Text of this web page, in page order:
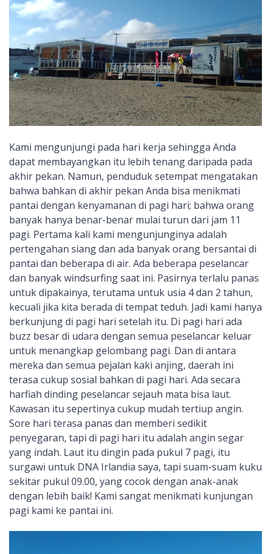
Kami mengunjungi pada hari kerja sehingga Anda
dapat membayangkan itu lebih tenang daripada pada
akhir pekan. Namun, penduduk setempat mengatakan
bahwa bahkan di akhir pekan Anda bisa menikmati
pantai dengan kenyamanan di pagi hari; bahwa orang
banyak hanya benar-benar mulai turun dari jam 11
pagi. Pertama kali kami mengunjunginya adalah
pertengahan siang dan ada banyak orang bersantai di
pantai dan beberapa di air. Ada beberapa peselancar
dan banyak windsurfing saat ini. Pasirnya terlalu panas
untuk dipakainya, terutama untuk usia 4 dan 2 tahun,
kecuali jika kita berada di tempat teduh. Jadi kami hanya
berkunjung di pagi hari setelah itu. Di pagi hari ada
buzz besar di udara dengan semua peselancar keluar
untuk menangkap gelombang pagi. Dan di antara
mereka dan semua pejalan kaki anjing, daerah ini
terasa cukup sosial bahkan di pagi hari. Ada secara
harfiah dinding peselancar sejauh mata bisa laut.
Kawasan itu sepertinya cukup mudah tertiup angin.
Sore hari terasa panas dan memberi sedikit
penyegaran, tapi di pagi hari itu adalah angin segar
yang indah. Laut itu dingin pada pukul 7 pagi, itu
surgawi untuk DNA Irlandia saya, tapi suam-suam kuku
sekitar pukul 09.00, yang cocok dengan anak-anak
dengan lebih baik! Kami sangat menikmati kunjungan
pagi kami ke pantai ini.